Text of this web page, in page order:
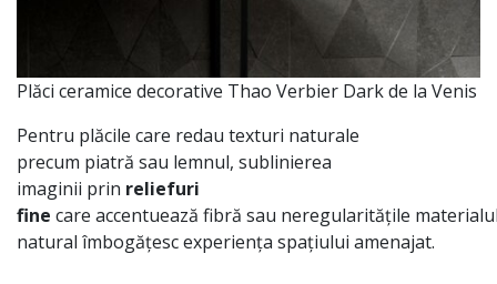
Plăci ceramice decorative Thao Verbier Dark de la Venis
Pentru plăcile care redau texturi naturale
precum piatră sau lemnul, sublinierea
imaginii prin reliefuri
fine care accentuează fibră sau neregularitățile
natural îmbogățescexperiența spațiului amenajat.